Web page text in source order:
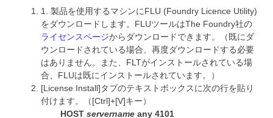
1. 製品を使用するマシンにFLU (Foundry Licence Utility)
をダウンロードします。FLUツールはThe Foundry社の
ライセンスページからダウンロードできます。（既にダ
ウンロードされている場合、再度ダウンロードする必要
はありません。また、FLTがインストールされている場
合、FLUは既にインストールされています。）
[License Install]タブのテキストボックスに次の行を貼り
付けます。（[Ctrl]+[V]キー）
HOST servername any 4101